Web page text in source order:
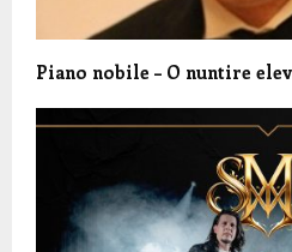
Piano nobile – O nuntire